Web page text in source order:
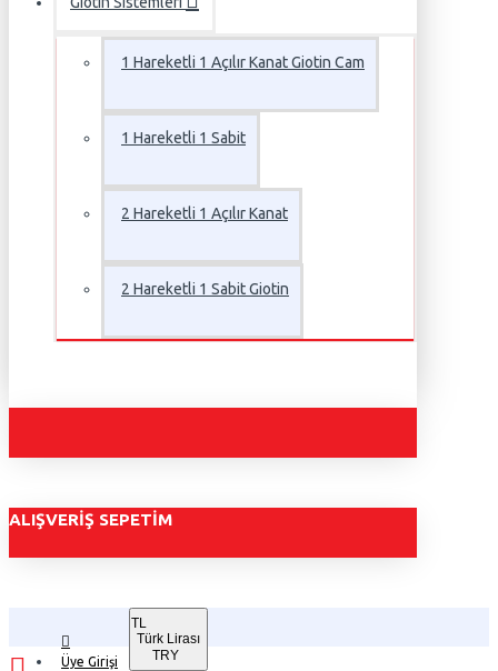
1 Hareketli 1 Açılır Kanat Giotin Cam
1 Hareketli 1 Sabit
2 Hareketli 1 Açılır Kanat
2 Hareketli 1 Sabit Giotin
ALIŞVERIŞ SEPETIM
Üye Girişi
TL
Türk Lirası
TRY